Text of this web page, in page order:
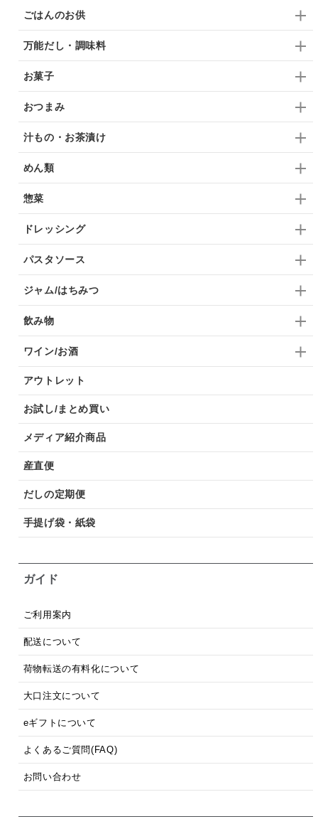
ごはんのお供
万能だし・調味料
お菓子
おつまみ
汁もの・お茶漬け
めん類
惣菜
ドレッシング
パスタソース
ジャム/はちみつ
飲み物
ワイン/お酒
アウトレット
お試し/まとめ買い
メディア紹介商品
産直便
だしの定期便
手提げ袋・紙袋
ガイド
ご利用案内
配送について
荷物転送の有料化について
大口注文について
eギフトについて
よくあるご質問(FAQ)
お問い合わせ